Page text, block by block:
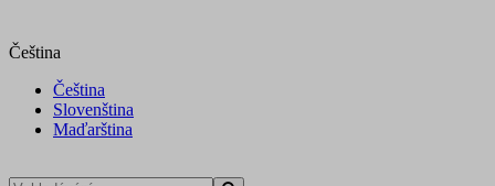
Čeština
Čeština
Slovenština
Maďarština